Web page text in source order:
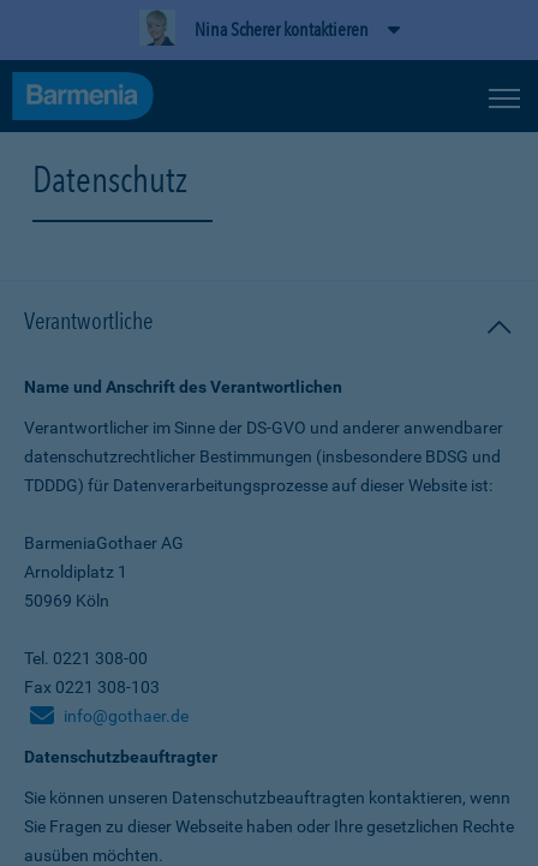
Nina Scherer kontaktieren
Datenschutz
Verantwortliche
Name und Anschrift des Verantwortlichen
Verantwortlicher im Sinne der DS-GVO und anderer anwendbarer
datenschutz­rechtlicher Bestimmungen (insbesondere BDSG und
TDDDG) für Daten­verarbeitungs­prozesse auf dieser Website ist:
BarmeniaGothaer AG
Arnoldiplatz 1
50969 Köln
Tel. 0221 308-00
Fax 0221 308-103
info@gothaer.de
Datenschutzbeauftragter
Sie können unseren Datenschutz­beauftragten kontaktieren, wenn
Sie Fragen zu dieser Webseite haben oder Ihre gesetzlichen Rechte
ausüben möchten.